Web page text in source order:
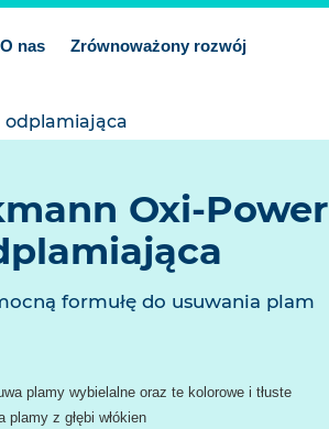
O nas Zrównoważony rozwój
odplamiająca
Oxi-Power
formułę do usuwania plam
plamy wybielalne oraz te kolorowe i tłuste
z głębi włókien